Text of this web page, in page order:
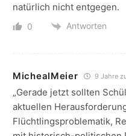
natürlich nicht entgegen.
0 Antworten
MichealMeier 9 Jahre
„Gerade jetzt sollten
aktuellen
Flüchtlingsproblematik,